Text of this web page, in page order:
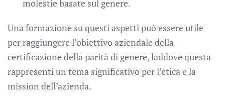
molestie basate sul genere.
Una formazione su questi aspetti può essere utile
per raggiungere l’obiettivo aziendale della
certificazione della parità di genere, laddove questa
rappresenti un tema significativo per l’etica e la
mission dell’azienda.